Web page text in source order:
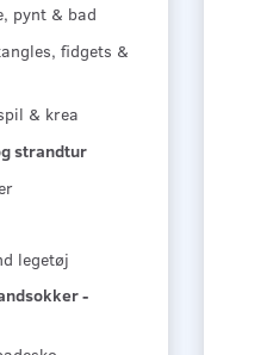
pynt & bad
fidgets &
& krea
strandtur
legetøj
-